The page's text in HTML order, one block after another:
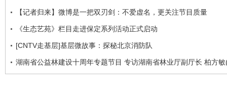
【记者归来】微博是一把双刃剑：不爱虚名，更关注节目质量
《生态艺苑》栏目走进保定系列活动正式启动
[CNTV走基层]基层微故事：探秘北京消防队
湖南省公益林建设十周年专题节目 专访湖南省林业厅副厅长 柏方